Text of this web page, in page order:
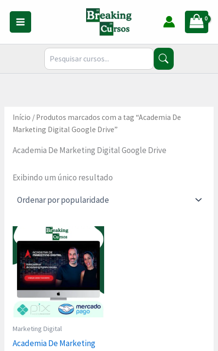
conteúdo
Início / Produtos marcados com a tag “Academia De
Marketing Digital Google Drive”
Academia De Marketing Digital Google Drive
Exibindo um único resultado
Marketing Digital
Academia De Marketing